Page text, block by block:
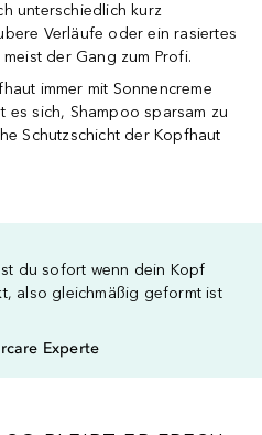
unterschiedlich kurz
Verläufe oder ein rasiertes
der Gang zum Profi.
immer mit Sonnencreme
es sich, Shampoo sparsam zu
Schutzschicht der Kopfhaut
du sofort wenn dein Kopf
also gleichmäßig geformt ist
Experte